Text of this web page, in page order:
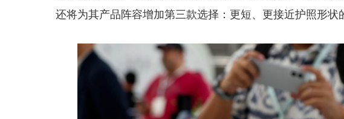
还将为其产品阵容增加第三款选择：更短、更接近护照形状